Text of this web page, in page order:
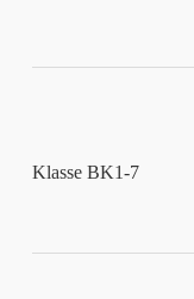
Klasse BK1-7